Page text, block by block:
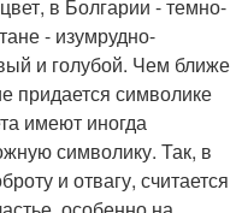
в Болгарии - темно-
- изумрудно-
и голубой. Чем ближе
придается символике
имеют иногда
символику. Так, в
и отвагу, считается